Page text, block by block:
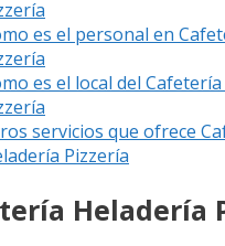
es el personal en
es el local del
servicios que ofrece
Pizzería
Heladería